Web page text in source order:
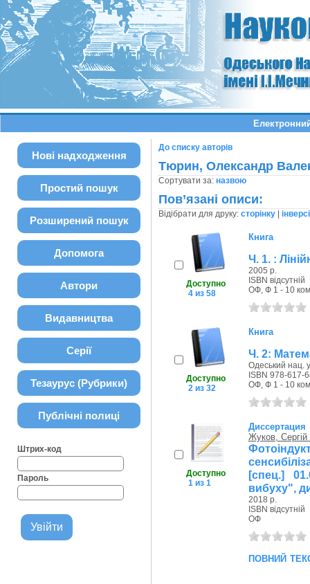
Нові надходження
Простий пошук
Розширений пошук
Допомога
Автори
Видавництва
Серії
Тезаурус (Рубрики)
Публічні полиці
Штрих-код
Пароль
До списку авторів
Тюрин, Олександр
Сортувати за: назвою
Пов’язані описи:
Відібрати для друку: сторінку|
Доступно
4 из 58
Книга
Ч. 1. :
2005 р.
ISBN відсутній
ОФ, Ф 1 - 10
Доступно
2 из 32
Книга
Ч. 2:
Одеський нац.
ISBN 978-617-
ОФ, Ф 1 - 10
Доступно
1 из 1
Диссертация
Жуков,
[спец.]
вибуху",
2018 р.
ISBN відсутній
ОФ
повний